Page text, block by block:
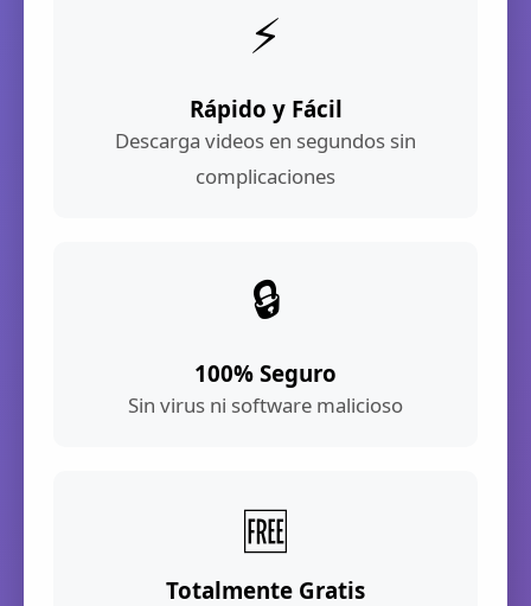
⚡
Rápido y Fácil
Descarga videos en segundos sin
complicaciones
🔒
100% Seguro
Sin virus ni software malicioso
🆓
Totalmente Gratis